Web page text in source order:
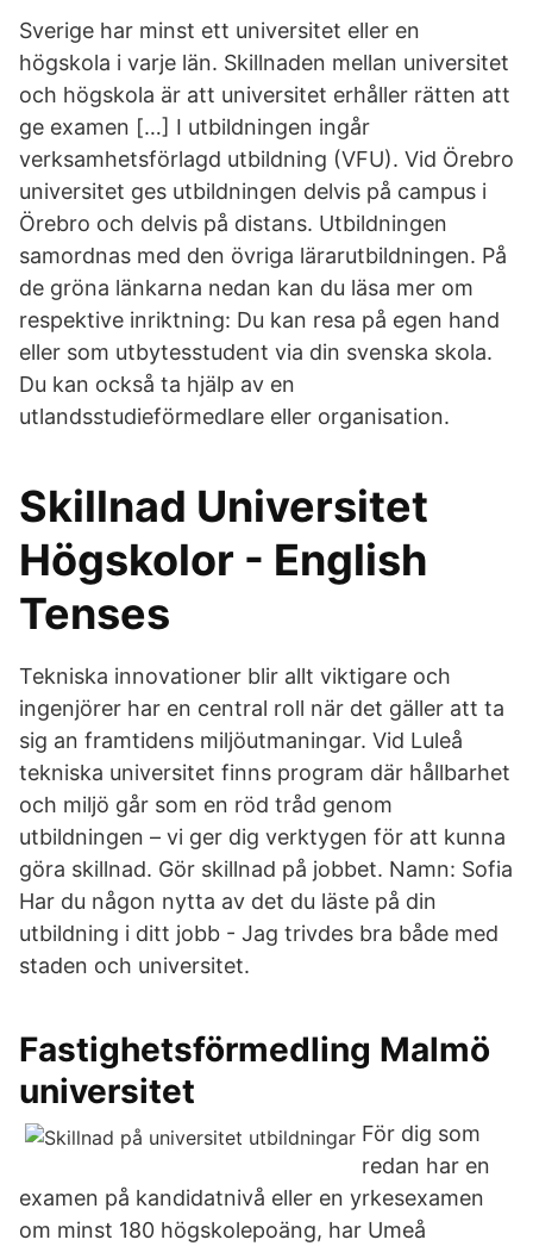
Sverige har minst ett universitet eller en
högskola i varje län. Skillnaden mellan universitet
och högskola är att universitet erhåller rätten att
ge examen […] I utbildningen ingår
verksamhetsförlagd utbildning (VFU). Vid Örebro
universitet ges utbildningen delvis på campus i
Örebro och delvis på distans. Utbildningen
samordnas med den övriga lärarutbildningen. På
de gröna länkarna nedan kan du läsa mer om
respektive inriktning: Du kan resa på egen hand
eller som utbytesstudent via din svenska skola.
Du kan också ta hjälp av en
utlandsstudieförmedlare eller organisation.
Skillnad Universitet
Högskolor - English
Tenses
Tekniska innovationer blir allt viktigare och
ingenjörer har en central roll när det gäller att ta
sig an framtidens miljöutmaningar. Vid Luleå
tekniska universitet finns program där hållbarhet
och miljö går som en röd tråd genom
utbildningen – vi ger dig verktygen för att kunna
göra skillnad. Gör skillnad på jobbet. Namn: Sofia
Har du någon nytta av det du läste på din
utbildning i ditt jobb - Jag trivdes bra både med
staden och universitet.
Fastighetsförmedling Malmö
universitet
För dig som
redan har en
examen på kandidatnivå eller en yrkesexamen
om minst 180 högskolepoäng, har Umeå